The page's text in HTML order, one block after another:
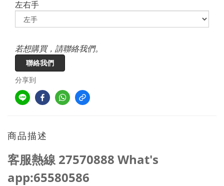
左右手
若想購買，請聯絡我們。
聯絡我們
分享到
商品描述
客服熱線 27570888 What's
app:65580586